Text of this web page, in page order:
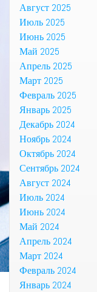
Август 2025
Июль 2025
Июнь 2025
Май 2025
Апрель 2025
Март 2025
Февраль 2025
Январь 2025
Декабрь 2024
Ноябрь 2024
Октябрь 2024
Сентябрь 2024
Август 2024
Июль 2024
Июнь 2024
Май 2024
Апрель 2024
Март 2024
Февраль 2024
Январь 2024